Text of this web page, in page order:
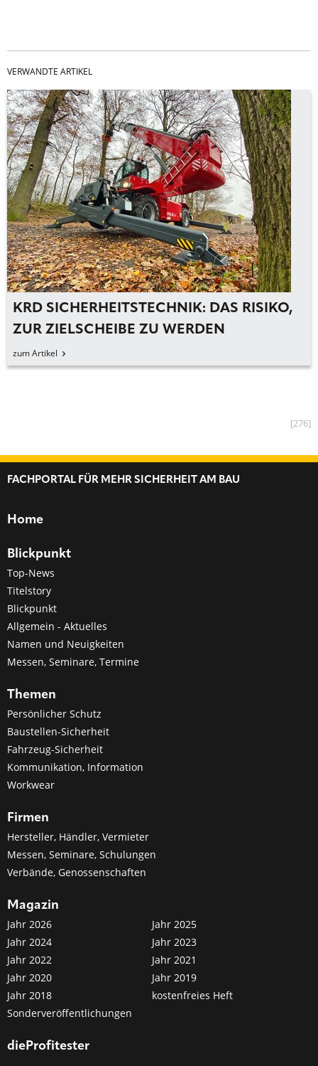
VERWANDTE ARTIKEL
KRD SICHERHEITSTECHNIK: DAS RISIKO,
ZUR ZIELSCHEIBE ZU WERDEN
zum Artikel
[276]
FACHPORTAL FÜR MEHR SICHERHEIT AM BAU
Home
Blickpunkt
Top-News
Titelstory
Blickpunkt
Allgemein - Aktuelles
Namen und Neuigkeiten
Messen, Seminare, Termine
Themen
Persönlicher Schutz
Baustellen-Sicherheit
Fahrzeug-Sicherheit
Kommunikation, Information
Workwear
Firmen
Hersteller, Händler, Vermieter
Messen, Seminare, Schulungen
Verbände, Genossenschaften
Magazin
Jahr 2026
Jahr 2025
Jahr 2024
Jahr 2023
Jahr 2022
Jahr 2021
Jahr 2020
Jahr 2019
Jahr 2018
kostenfreies Heft
Sonderveröffentlichungen
dieProfitester